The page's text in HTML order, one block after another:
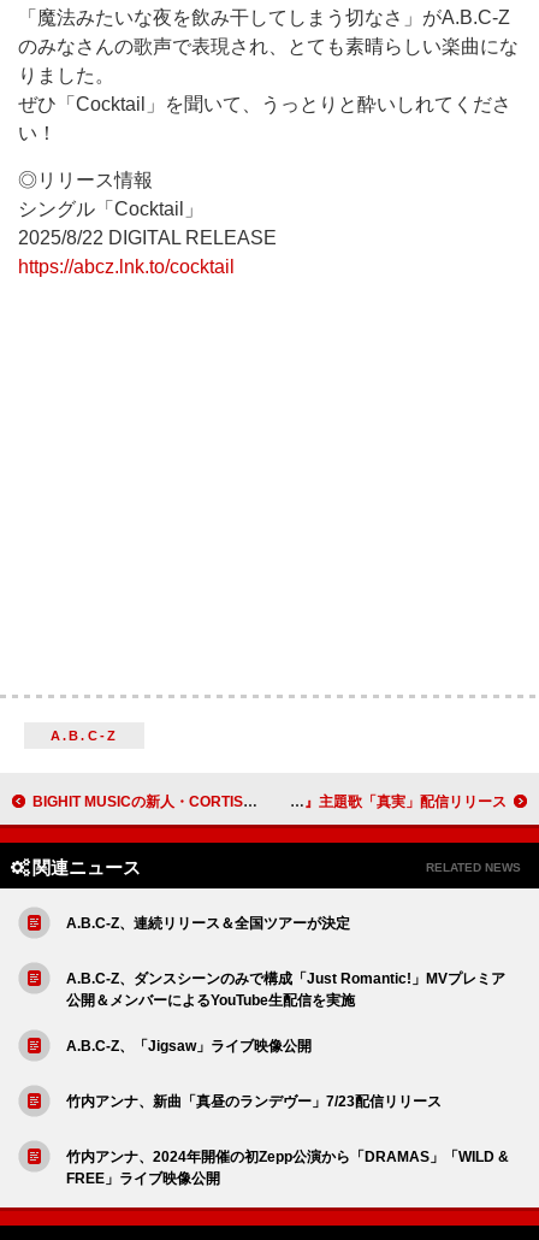
「魔法みたいな夜を飲み干してしまう切なさ」がA.B.C-Z
のみなさんの歌声で表現され、とても素晴らしい楽曲にな
りました。
ぜひ「Cocktail」を聞いて、うっとりと酔いしれてくださ
い！
◎リリース情報
シングル「Cocktail」
2025/8/22 DIGITAL RELEASE
https://abcz.lnk.to/cocktail
A.B.C-Z
BIGHIT MUSICの新人・CORTIS、ランニングマシンの上で「What You Want」パフォーマンス 矢沢永吉、ドラマ『最後の鑑定人』主題歌「真実」配信リリース
関連ニュース RELATED NEWS
A.B.C-Z、連続リリース＆全国ツアーが決定
A.B.C-Z、ダンスシーンのみで構成「Just Romantic!」MVプレミア
公開＆メンバーによるYouTube生配信を実施
A.B.C-Z、「Jigsaw」ライブ映像公開
竹内アンナ、新曲「真昼のランデヴー」7/23配信リリース
竹内アンナ、2024年開催の初Zepp公演から「DRAMAS」「WILD &
FREE」ライブ映像公開